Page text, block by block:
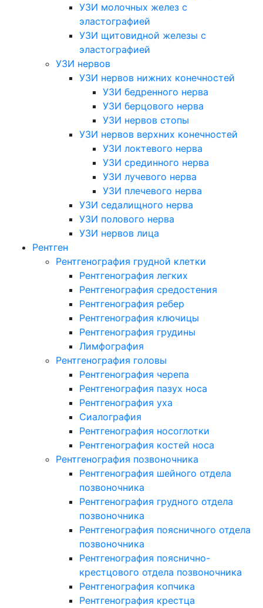
УЗИ молочных желез с
эластографией
УЗИ щитовидной железы с
эластографией
УЗИ нервов
УЗИ нервов нижних конечностей
УЗИ бедренного нерва
УЗИ берцового нерва
УЗИ нервов стопы
УЗИ нервов верхних конечностей
УЗИ локтевого нерва
УЗИ срединного нерва
УЗИ лучевого нерва
УЗИ плечевого нерва
УЗИ седалищного нерва
УЗИ полового нерва
УЗИ нервов лица
Рентген
Рентгенография грудной клетки
Рентгенография легких
Рентгенография средостения
Рентгенография ребер
Рентгенография ключицы
Рентгенография грудины
Лимфография
Рентгенография головы
Рентгенография черепа
Рентгенография пазух носа
Рентгенография уха
Сиалография
Рентгенография носоглотки
Рентгенография костей носа
Рентгенография позвоночника
Рентгенография шейного отдела
позвоночника
Рентгенография грудного отдела
позвоночника
Рентгенография поясничного отдела
позвоночника
Рентгенография пояснично-
крестцового отдела позвоночника
Рентгенография копчика
Рентгенография крестца